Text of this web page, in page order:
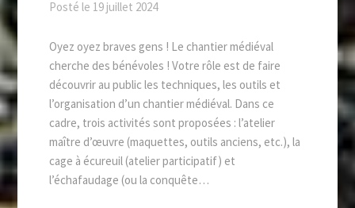
Posté le 19 juillet 2024
Oyez oyez braves gens ! Le chantier médiéval
cherche des bénévoles ! Votre rôle est de faire
découvrir au public les techniques, les outils et
l’organisation d’un chantier médiéval. Dans ce
cadre, trois activités sont proposées : l’atelier
maître d’œuvre (maquettes, outils anciens, etc.), la
cage à écureuil (atelier participatif) et
l’échafaudage (ou la conquête…